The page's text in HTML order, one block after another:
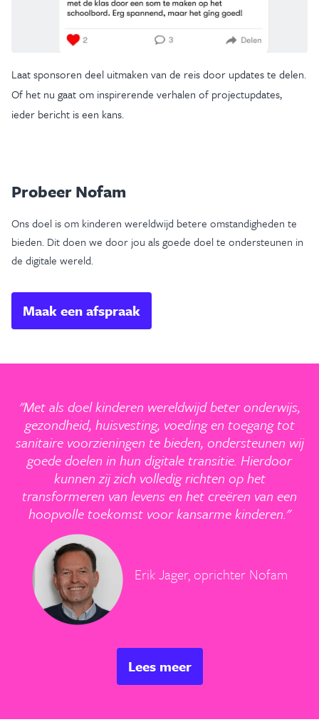
Laat sponsoren deel uitmaken van de reis door updates te delen.
Of het nu gaat om inspirerende verhalen of projectupdates,
ieder bericht is een kans.
Probeer Nofam
Ons doel is om kinderen wereldwijd betere omstandigheden te
bieden. Dit doen we door jou als goede doel te ondersteunen in
de digitale wereld.
Maak een afspraak
"Met als doel kinderen wereldwijd beter onderwijs,
gezondheid, huisvesting, voeding en toegang tot
sanitaire voorzieningen te bieden, ondersteunen wij
goede doelen in hun digitale transitie. Hierdoor
kunnen zij zich volledig richten op het
transformeren van levens en het creëren van een
hoopvolle toekomst voor kansarme kinderen."
Erik Jager, oprichter Nofam
Lees meer